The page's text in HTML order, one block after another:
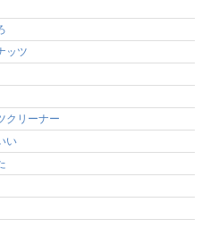
ッツ
クリーナー
い